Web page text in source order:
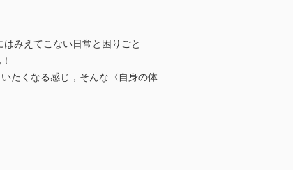
みえてこない日常と困りごと
たくなる感じ，そんな〈自身の体